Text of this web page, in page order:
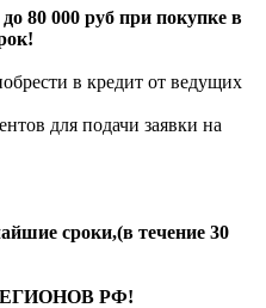
80 000 руб при покупке в
в кредит от ведущих
для подачи заявки на
сроки,(в течение 30
РФ!